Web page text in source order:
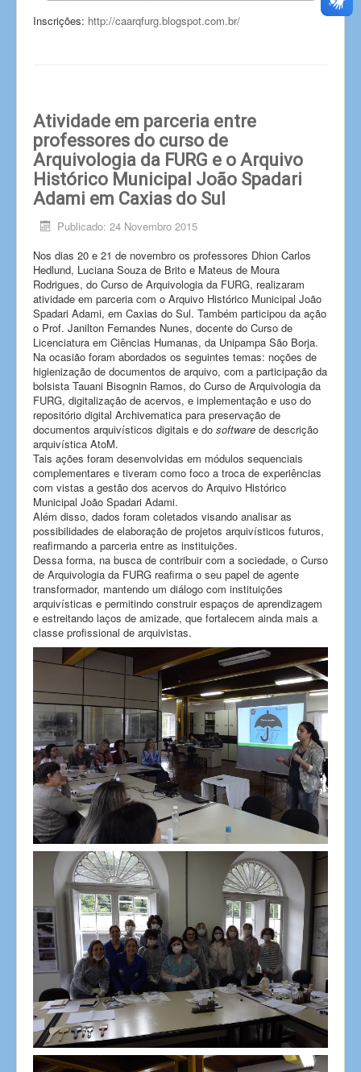
Inscrições: http://caarqfurg.blogspot.com.br/
Atividade em parceria entre
professores do curso de
Arquivologia da FURG e o Arquivo
Histórico Municipal João Spadari
Adami em Caxias do Sul
Publicado: 24 Novembro 2015
Nos dias 20 e 21 de novembro os professores Dhion Carlos
Hedlund, Luciana Souza de Brito e Mateus de Moura
Rodrigues, do Curso de Arquivologia da FURG, realizaram
atividade em parceria com o Arquivo Histórico Municipal João
Spadari Adami, em Caxias do Sul. Também participou da ação
o Prof. Janilton Fernandes Nunes, docente do Curso de
Licenciatura em Ciências Humanas, da Unipampa São Borja.
Na ocasião foram abordados os seguintes temas: noções de
higienização de documentos de arquivo, com a participação da
bolsista Tauani Bisognin Ramos, do Curso de Arquivologia da
FURG, digitalização de acervos, e implementação e uso do
repositório digital Archivematica para preservação de
documentos arquivísticos digitais e do software de descrição
arquivística AtoM.
Tais ações foram desenvolvidas em módulos sequenciais
complementares e tiveram como foco a troca de experiências
com vistas a gestão dos acervos do Arquivo Histórico
Municipal João Spadari Adami.
Além disso, dados foram coletados visando analisar as
possibilidades de elaboração de projetos arquivísticos futuros,
reafirmando a parceria entre as instituições.
Dessa forma, na busca de contribuir com a sociedade, o Curso
de Arquivologia da FURG reafirma o seu papel de agente
transformador, mantendo um diálogo com instituições
arquivísticas e permitindo construir espaços de aprendizagem
e estreitando laços de amizade, que fortalecem ainda mais a
classe profissional de arquivistas.